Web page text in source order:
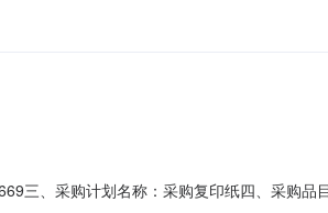
三、采购计划名称：采购复印纸四、采购品